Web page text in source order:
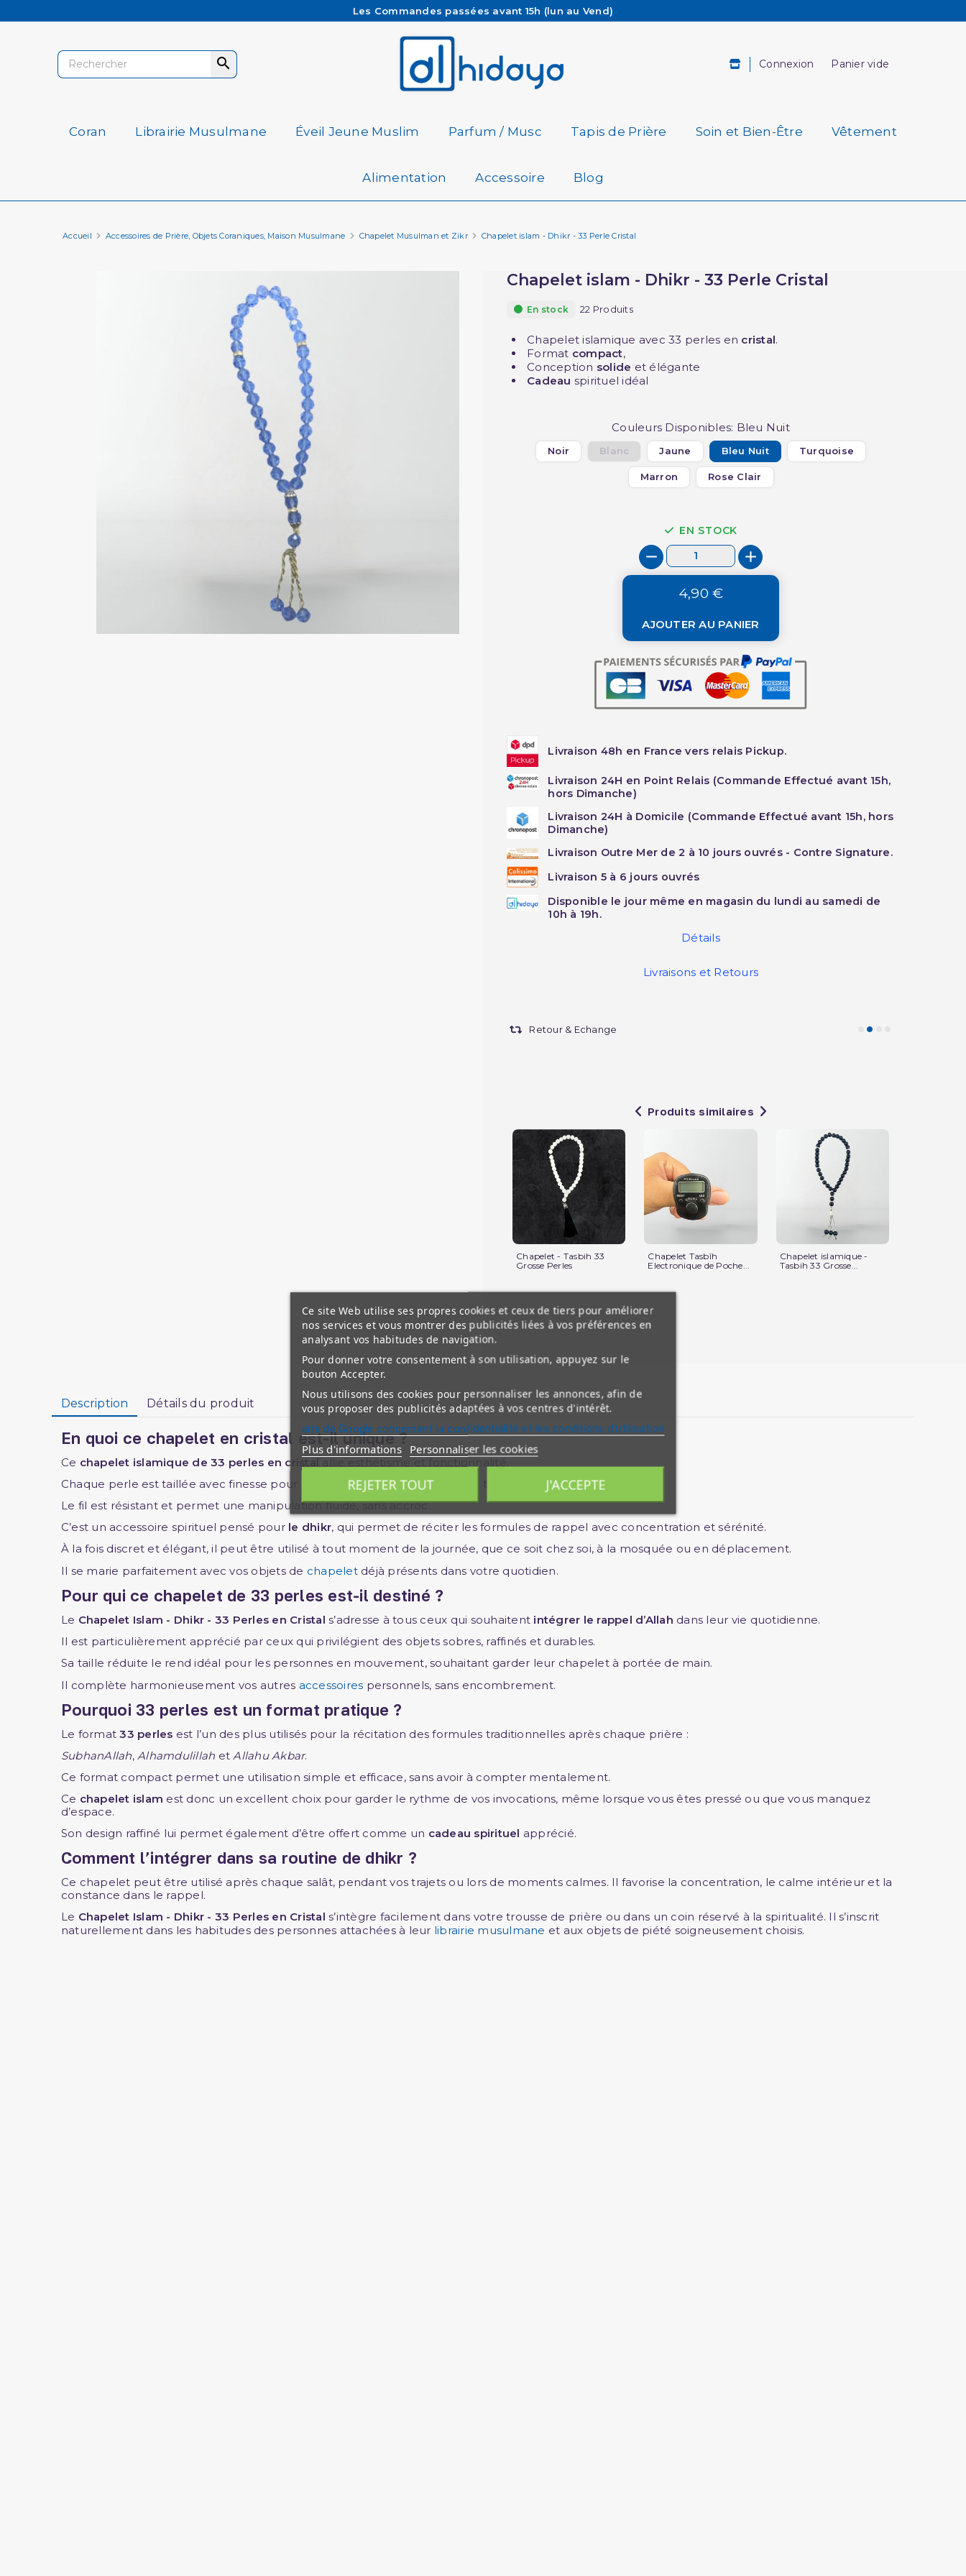
Les Commandes passées avant 15h (lun au Vend)
Besoin d'aide ? Retrouvez notre FAQ
Livraison offerte à partir de 65€ d'achat*
 Connexion Panier vide
Coran Librairie Musulmane Éveil Jeune Muslim Parfum / Musc Tapis de Prière Soin et Bien-Être Vêtement
Alimentation Accessoire Blog
Accueil Accessoires de Prière, Objets Coraniques, Maison Musulmane Chapelet Musulman et Zikr Chapelet islam - Dhikr - 33 Perle Cristal
Chapelet islam - Dhikr - 33 Perle Cristal
En stock 22 Produits
Chapelet islamique avec 33 perles en cristal.
Format compact,
Conception solide et élégante
Cadeau spirituel idéal
Couleurs Disponibles: Bleu Nuit
Noir Blanc Jaune Bleu Nuit Turquoise
Marron Rose Clair
EN STOCK
4,90 €
AJOUTER AU PANIER
Livraison 48h en France vers relais Pickup.
Livraison 24H en Point Relais (Commande Effectué avant 15h,
hors Dimanche)
Livraison 24H à Domicile (Commande Effectué avant 15h, hors
Dimanche)
Livraison Outre Mer de 2 à 10 jours ouvrés - Contre Signature.
Livraison 5 à 6 jours ouvrés
Disponible le jour même en magasin du lundi au samedi de
10h à 19h.
Détails
Livraisons et Retours
Retour & Echange
Produits similaires
Chapelet - Tasbih 33
Grosse Perles
Chapelet Tasbîh
Electronique de Poche...
Chapelet islamique -
Tasbih 33 Grosse...
Description Détails du produit
En quoi ce chapelet en cristal est-il unique ?
Ce chapelet islamique de 33 perles en cristal
Chaque perle est taillée avec finesse pour offrir une sensation agréable au toucher.
Le fil est résistant et permet une manipulation fluide, sans accroc.
C’est un accessoire spirituel pensé pour le dhikr, qui permet de réciter les formules de rappel avec concentration et sérénité.
À la fois discret et élégant, il peut être utilisé à tout moment de la journée, que ce soit chez soi, à la mosquée ou en déplacement.
Il se marie parfaitement avec vos objets de chapeletdéjà présents dans votre quotidien.
Pour qui ce chapelet de 33 perles est-il destiné ?
Le Chapelet Islam - Dhikr - 33 Perles en Cristal s’adresse à tous ceux qui souhaitent intégrer le rappel d’Allah dans leur vie quotidienne.
Il est particulièrement apprécié par ceux qui privilégient des objets sobres, raffinés et durables.
Sa taille réduite le rend idéal pour les personnes en mouvement, souhaitant garder leur chapelet à portée de main.
Il complète harmonieusement vos autres accessoires personnels, sans encombrement.
Pourquoi 33 perles est un format pratique ?
Le format33 perles est l’un des plus utilisés pour la récitation des formules traditionnelles après chaque prière :
SubhanAllah, Alhamdulillah et Allahu Akbar.
Ce format compact permet une utilisation simple et efficace, sans avoir à compter mentalement.
Ce chapelet islam est donc un excellent choix pour garder le rythme de vos invocations, même lorsque vous êtes pressé ou que vous manquez
d’espace.
Son design raffiné lui permet également d’être offert comme un cadeau spirituel apprécié.
Comment l’intégrer dans sa routine de dhikr ?
Ce chapelet peut être utilisé après chaque salât, pendant vos trajets ou lors de moments calmes. Il favorise la concentration, le calme intérieur et la
constance dans le rappel.
Le Chapelet Islam - Dhikr - 33 Perles en Cristal s’intègre facilement dans votre trousse de prière ou dans un coin réservé à la spiritualité. Il s’inscrit
naturellement dans les habitudes des personnes attachées à leur librairie musulmane et aux objets de piété soigneusement choisis.
Ce site Web utilise ses propres cookies et ceux de tiers pour améliorer
nos services et vous montrer des publicités liées à vos préférences en
analysant vos habitudes de navigation.
Pour donner votre consentement à son utilisation, appuyez sur le
bouton Accepter.
Nous utilisons des cookies pour personnaliser les annonces, afin de
vous proposer des publicités adaptées à vos centres d'intérêt.
site de Google concernant la confidentialité et les conditions d'utilisation
Plus d'informations Personnaliser les cookies
REJETER TOUT J'ACCEPTE